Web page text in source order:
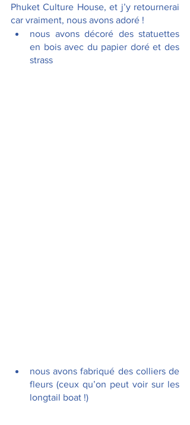
Phuket Culture House, et j’y retournerai
car vraiment, nous avons adoré !
nous avons décoré des statuettes
en bois avec du papier doré et des
strass
nous avons fabriqué des colliers de
fleurs (ceux qu’on peut voir sur les
longtail boat !)